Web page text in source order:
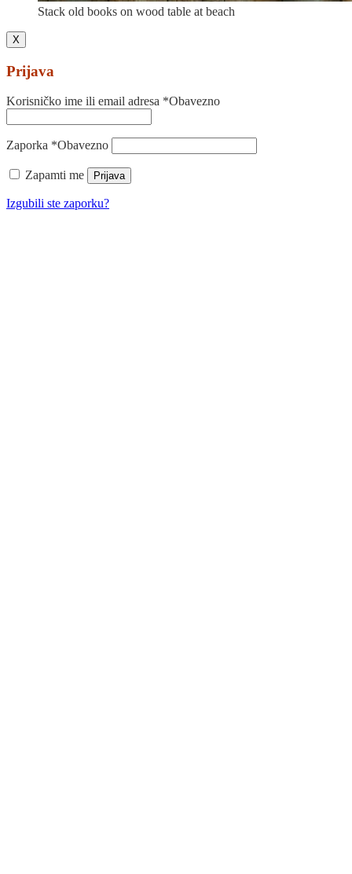
Stack old books on wood table at beach
X
Prijava
Korisničko ime ili email adresa *Obavezno
Zaporka *Obavezno
Zapamti me Prijava
Izgubili ste zaporku?